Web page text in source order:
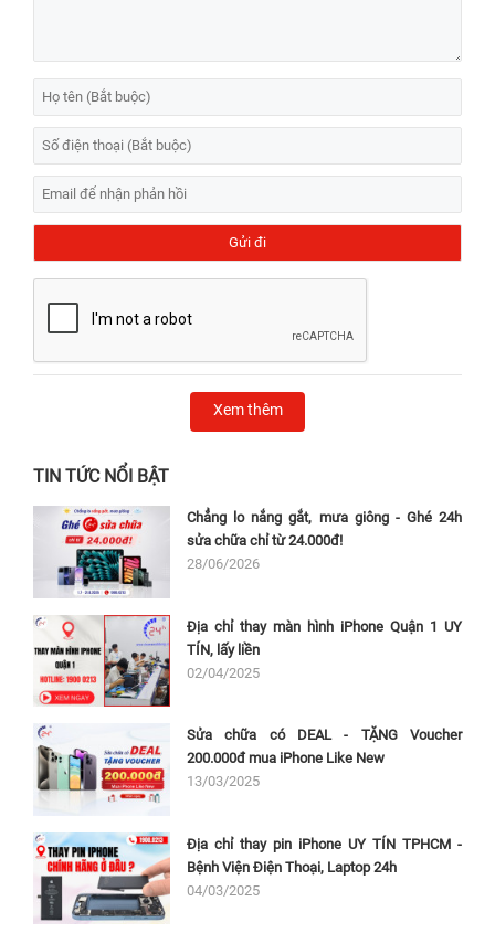
Xem thêm
TIN TỨC NỔI BẬT
Chẳng lo nắng gắt, mưa giông - Ghé 24h
sửa chữa chỉ từ 24.000đ!
28/06/2026
Địa chỉ thay màn hình iPhone Quận 1 UY
TÍN, lấy liền
02/04/2025
Sửa chữa có DEAL - TẶNG Voucher
200.000đ mua iPhone Like New
13/03/2025
Địa chỉ thay pin iPhone UY TÍN TPHCM -
Bệnh Viện Điện Thoại, Laptop 24h
04/03/2025